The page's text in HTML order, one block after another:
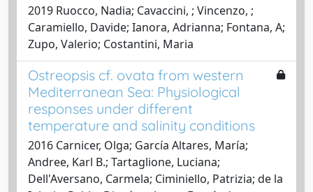
2019 Ruocco, Nadia; Cavaccini, ; Vincenzo, ;
Caramiello, Davide; Ianora, Adrianna; Fontana, A;
Zupo, Valerio; Costantini, Maria
Ostreopsis cf. ovata from western
Mediterranean Sea: Physiological
responses under different
temperature and salinity conditions
2016 Carnicer, Olga; García Altares, María;
Andree, Karl B.; Tartaglione, Luciana;
Dell'Aversano, Carmela; Ciminiello, Patrizia; de la